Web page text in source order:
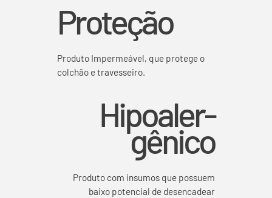
Proteção
Produto Impermeável, que protege o
colchão e travesseiro.
Hipoaler-
gênico
Produto com insumos que possuem
baixo potencial de desencadear